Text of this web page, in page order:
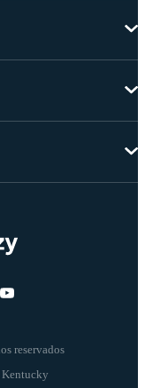
reservados